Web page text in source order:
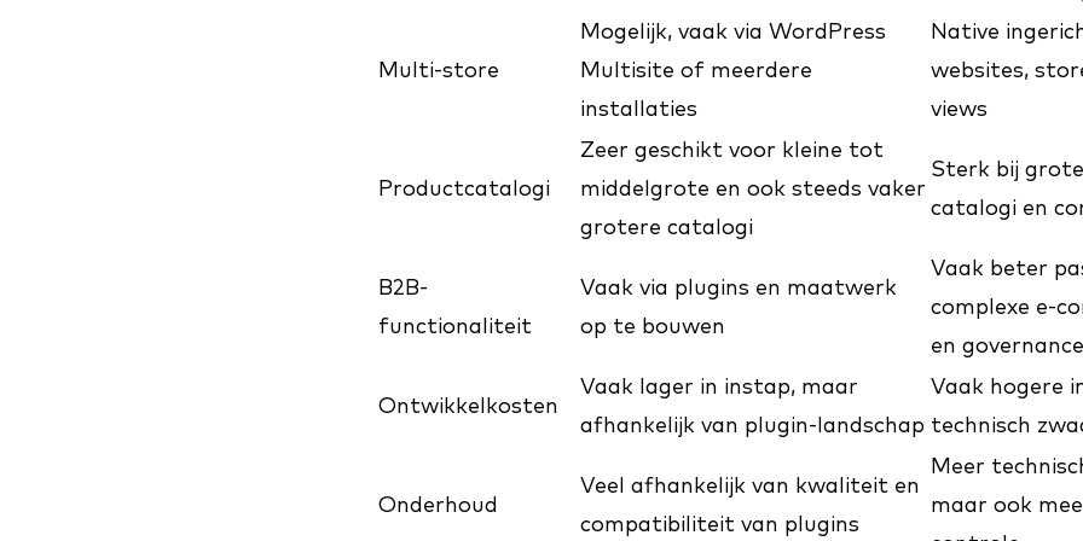
Multi-store
Mogelijk, vaak via WordPress
Multisite of meerdere
installaties
Native
websites,
views
Productcatalogi
Zeer geschikt voor kleine tot
middelgrote en ook steeds vaker
grotere catalogi
Sterk bij
catalogi en
B2B-
functionaliteit
Vaak via plugins en maatwerk
op te bouwen
Vaak beter
complexe e-
en governance
Ontwikkelkosten
Vaak lager in instap, maar
afhankelijk van plugin-landschap
Vaak hogere
technisch
Onderhoud
Veel afhankelijk van kwaliteit en
compatibiliteit van plugins
Meer
maar ook